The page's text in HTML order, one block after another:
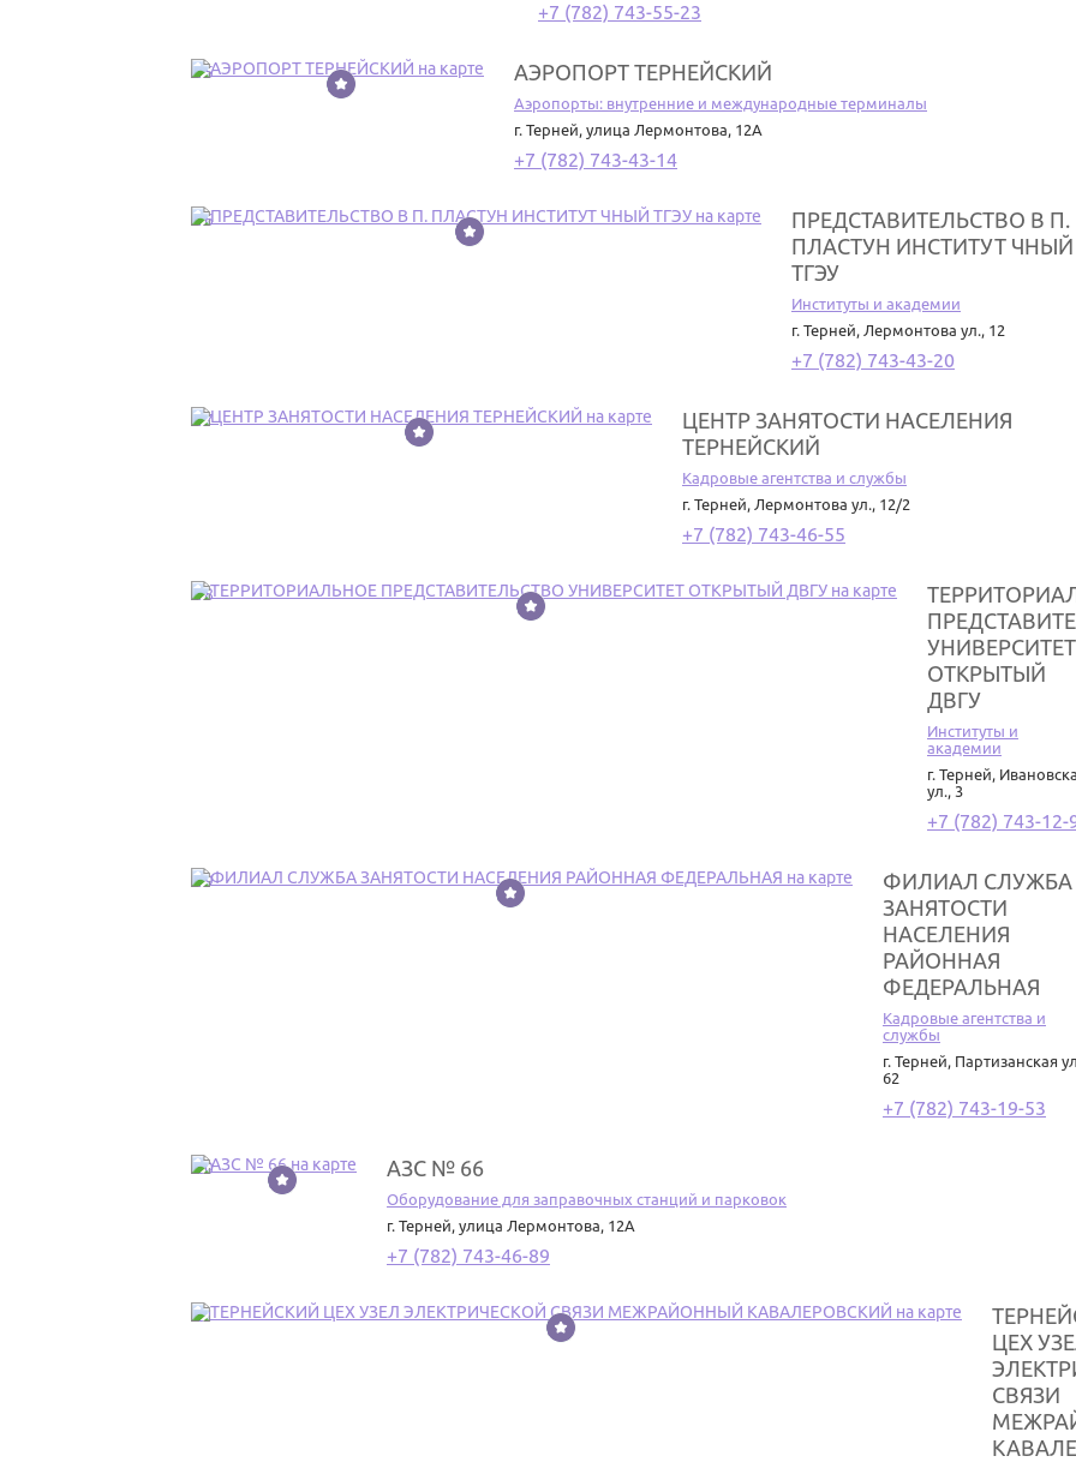
+7 (782) 743-55-23
15 АЭРОПОРТ ТЕРНЕЙСКИЙ
Аэропорты: внутренние и международные терминалы
г. Терней, улица Лермонтова, 12А
+7 (782) 743-43-14
16
ПРЕДСТАВИТЕЛЬСТВО В П.
ПЛАСТУН ИНСТИТУТ ЧНЫЙ
ТГЭУ
Институты и академии
г. Терней, Лермонтова ул., 12
+7 (782) 743-43-20
17
ЦЕНТР ЗАНЯТОСТИ НАСЕЛЕНИЯ
ТЕРНЕЙСКИЙ
Кадровые агентства и службы
г. Терней, Лермонтова ул., 12/2
+7 (782) 743-46-55
18
УНИВЕРСИТЕТ
ОТКРЫТЫЙ
ДВГУ
Институты и
академии
г. Терней,
ул., 3
+7 (782) 743-12-
19
ФИЛИАЛ СЛУЖБА
ЗАНЯТОСТИ
НАСЕЛЕНИЯ
РАЙОННАЯ
ФЕДЕРАЛЬНАЯ
Кадровые агентства и
службы
г. Терней, Партизанская
62
+7 (782) 743-19-53
20 АЗС № 66
Оборудование для заправочных станций и парковок
г. Терней, улица Лермонтова, 12А
+7 (782) 743-46-89
21
ЦЕХ
СВЯЗИ